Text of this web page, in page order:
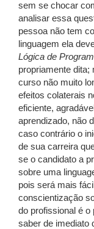
sem se chocar
analisar essa
pessoa não tem
linguagem ela
Lógica de
propriamente
curso não muito
efeitos colaterais
eficiente,
aprendizado, não
caso contrário o
de sua carreira
se o candidato a
sobre uma
pois será mais
conscientização
do profissional é o
saber de imediato